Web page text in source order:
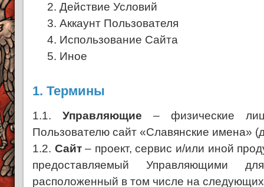
2. Действие Условий
3. Аккаунт Пользователя
4. Использование Сайта
5. Иное
1. Термины
1.1. Управляющие – физические
Пользователю сайт «Славянские имена»
1.2. Сайт– проект, сервис и/или иной
предоставляемый Управляющими
расположенный в том числе на